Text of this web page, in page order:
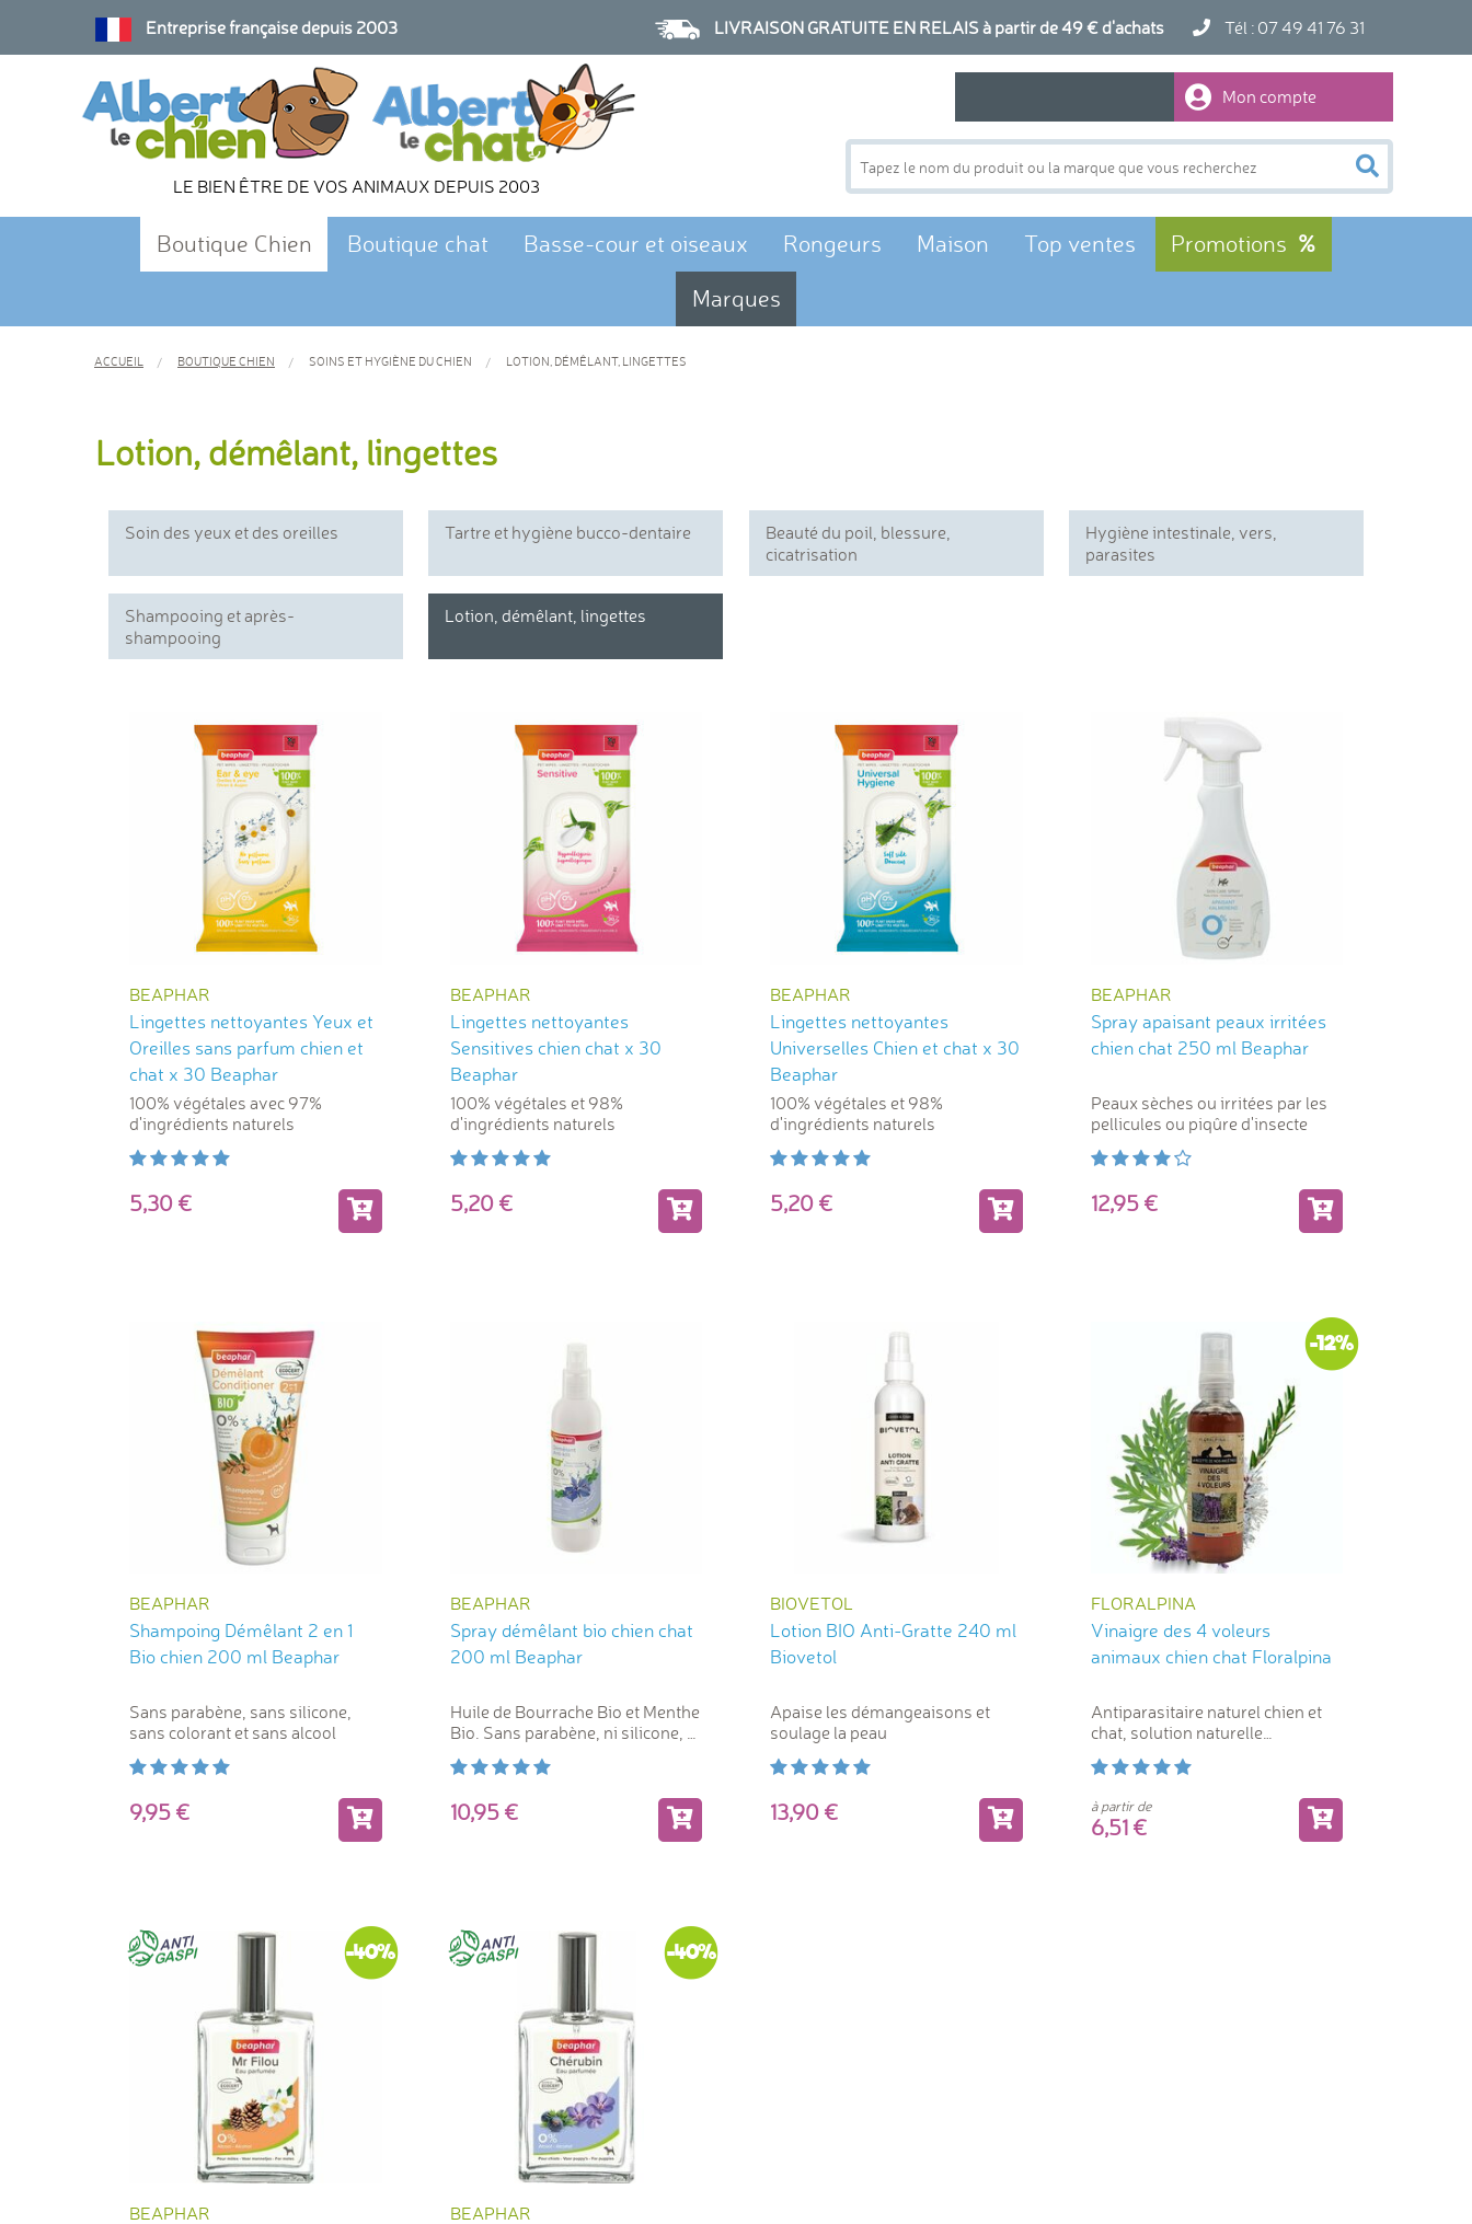
Entreprise française depuis 2003 LIVRAISON GRATUITE EN RELAIS à partir de 49 € d'achats Tél : 07 49 41 76 31
LE BIEN ÊTRE DE VOS ANIMAUX DEPUIS 2003
Mon compte
Boutique Chien Boutique chat Basse-cour et oiseaux Rongeurs Maison Top ventes
Promotions
Marques
ACCUEIL BOUTIQUE CHIEN SOINS ET HYGIÈNE DU CHIEN LOTION, DÉMÊLANT, LINGETTES
Lotion, démêlant, lingettes
Soin des yeux et des oreilles Tartre et hygiène bucco-dentaire
Beauté du poil, blessure,
cicatrisation
Hygiène intestinale, vers,
parasites
Shampooing et après-
shampooing
Lotion, démêlant, lingettes
BEAPHAR
Lingettes nettoyantes Yeux et
Oreilles sans parfum chien et
chat x 30 Beaphar
100% végétales avec 97%
d'ingrédients naturels
5,30
BEAPHAR
Lingettes nettoyantes
Sensitives chien chat x 30
Beaphar
100% végétales et 98%
d'ingrédients naturels
5,20
BEAPHAR
Lingettes nettoyantes
Universelles Chien et chat x 30
Beaphar
100% végétales et 98%
d'ingrédients naturels
5,20
BEAPHAR
Spray apaisant peaux irritées
chien chat 250 ml Beaphar
Peaux sèches ou irritées par les
pellicules ou piqûre d'insecte
12,95
BEAPHAR
Shampoing Démêlant 2 en 1
Bio chien 200 ml Beaphar
Sans parabène, sans silicone,
sans colorant et sans alcool
9,95
BEAPHAR
Spray démêlant bio chien chat
200 ml Beaphar
Huile de Bourrache Bio et Menthe
Bio. Sans parabène, ni silicone, ni
colorant et sans alcool
10,95
BIOVETOL
Lotion BIO Anti-Gratte 240 ml
Biovetol
Apaise les démangeaisons et
soulage la peau
13,90
-12%
FLORALPINA
Vinaigre des 4 voleurs
animaux chien chat Floralpina
Antiparasitaire naturel chien et
chat, solution naturelle
antiparasitaire sans danger
à partir de
6,51
-40%
BEAPHAR
-40%
BEAPHAR